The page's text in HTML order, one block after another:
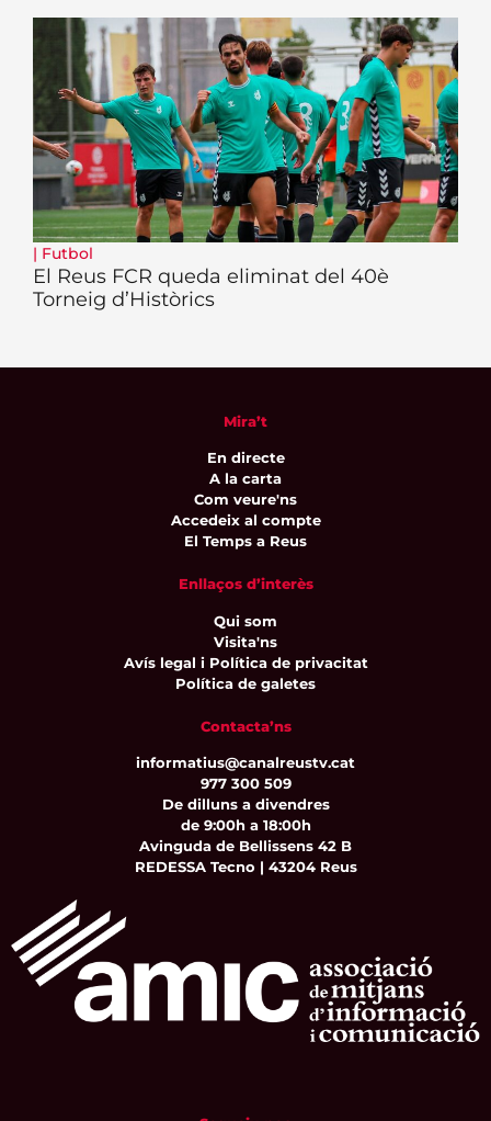
| Futbol
El Reus FCR queda eliminat del 40è
Torneig d’Històrics
Mira’t
En directe
A la carta
Com veure'ns
Accedeix al compte
El Temps a Reus
Enllaços d’interès
Qui som
Visita'ns
Avís legal i Política de privacitat
Política de galetes
Contacta’ns
informatius@canalreustv.cat
977 300 509
De dilluns a divendres
de 9:00h a 18:00h
Avinguda de Bellissens 42 B
REDESSA Tecno | 43204 Reus